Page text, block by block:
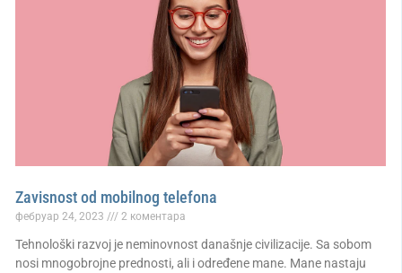
Zavisnost od mobilnog telefona
фебруар 24, 2023 2 коментара
Tehnološki razvoj je neminovnost današnje civilizacije. Sa sobom
nosi mnogobrojne prednosti, ali i određene mane. Mane nastaju